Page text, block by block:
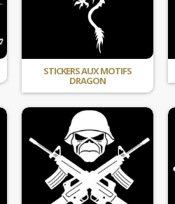
STICKERS AUX MOTIFS
DRAGON